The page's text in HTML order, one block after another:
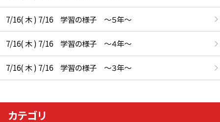
7/16( 木 ) 7/16 学習の様子 ～５年～
7/16( 木 ) 7/16 学習の様子 ～４年～
7/16( 木 ) 7/16 学習の様子 ～３年～
カテゴリ